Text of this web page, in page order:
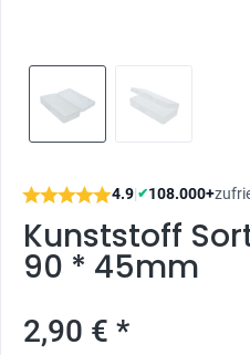
4.9|✔108.000+
Kunststoff
90 * 45mm
2,90 € *